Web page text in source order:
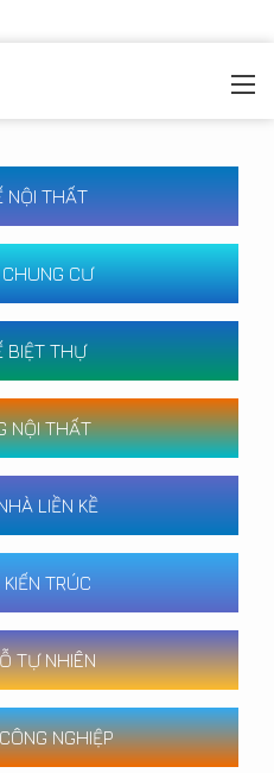
NỘI THẤT
CƯ
BIỆT THỰ
NỘI THẤT
LIỀN KỀ
TRÚC
TỰ NHIÊN
NGHIỆP